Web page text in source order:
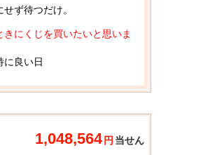
ず待つだけ。
きにくじを買いたいと思いま
に良い日
1,048,564 円 当せん